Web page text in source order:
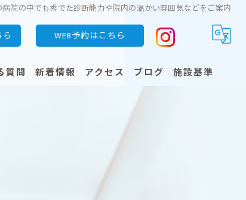
院の中でも秀でた診断能力や院内の温かい雰囲気などをご案内
WEB予約はこちら
質問 新着情報 アクセス ブログ 施設基準
明細書の発行状況・保険外負担に関する事項